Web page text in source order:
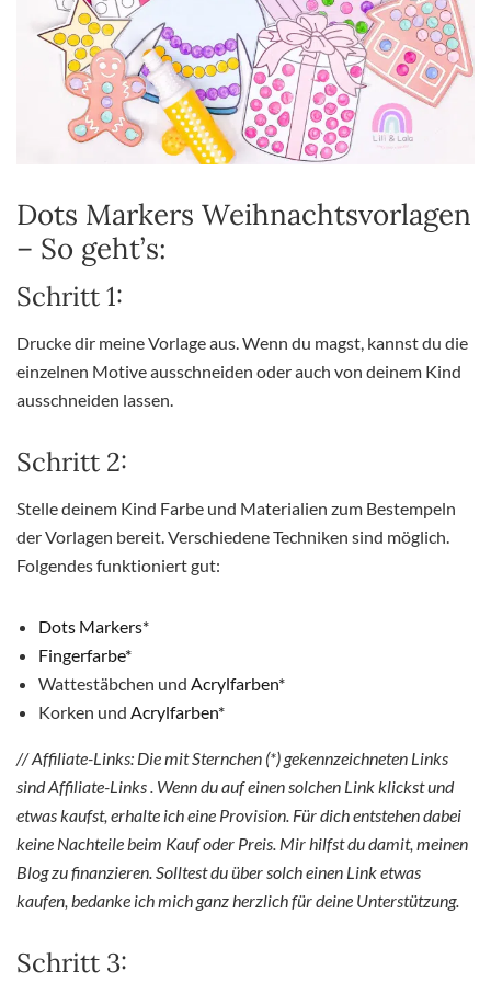
Dots Markers Weihnachtsvorlagen
– So geht’s:
Schritt 1:
Drucke dir meine Vorlage aus. Wenn du magst, kannst du die
einzelnen Motive ausschneiden oder auch von deinem Kind
ausschneiden lassen.
Schritt 2:
Stelle deinem Kind Farbe und Materialien zum Bestempeln
der Vorlagen bereit. Verschiedene Techniken sind möglich.
Folgendes funktioniert gut:
Dots Markers*
Fingerfarbe*
Wattestäbchen und Acrylfarben*
Korken und Acrylfarben*
// Affiliate-Links: Die mit Sternchen (*) gekennzeichneten Links
sind Affiliate-Links . Wenn du auf einen solchen Link klickst und
etwas kaufst, erhalte ich eine Provision. Für dich entstehen dabei
keine Nachteile beim Kauf oder Preis. Mir hilfst du damit, meinen
Blog zu finanzieren. Solltest du über solch einen Link etwas
kaufen, bedanke ich mich ganz herzlich für deine Unterstützung.
Schritt 3: